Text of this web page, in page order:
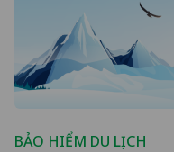
BẢO HIỂM DU LỊCH